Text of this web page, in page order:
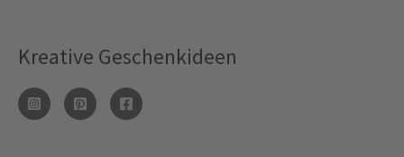
Kreative Geschenkideen